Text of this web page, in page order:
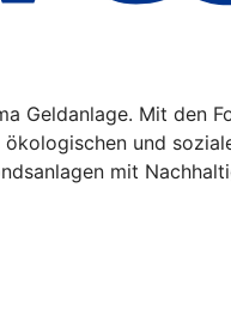
Geldanlage. Mit den
und
mit